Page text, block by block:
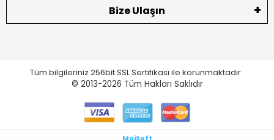
Bize Ulaşın
Tüm bilgileriniz 256bit SSL Sertifikası ile korunmaktadır.
© 2013-2026 Tüm Hakları Saklıdır